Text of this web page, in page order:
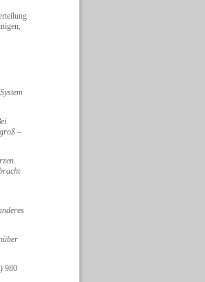
–
980